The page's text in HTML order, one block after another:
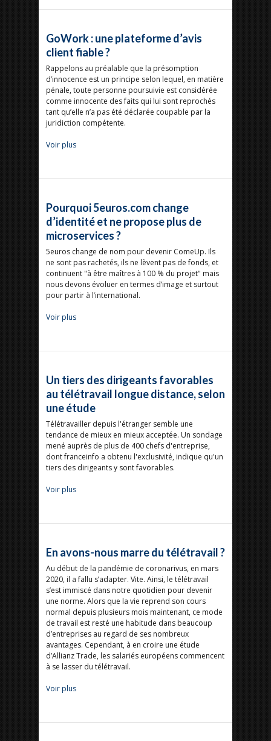
GoWork : une plateforme d’avis
client fiable ?
Rappelons au préalable que la présomption
d’innocence est un principe selon lequel, en matière
pénale, toute personne poursuivie est considérée
comme innocente des faits qui lui sont reprochés
tant qu’elle n’a pas été déclarée coupable par la
juridiction compétente.
Voir plus
Pourquoi 5euros.com change
d’identité et ne propose plus de
microservices ?
5euros change de nom pour devenir ComeUp. Ils
ne sont pas rachetés, ils ne lèvent pas de fonds, et
continuent "à être maîtres à 100 % du projet" mais
nous devons évoluer en termes d’image et surtout
pour partir à l’international.
Voir plus
Un tiers des dirigeants favorables
au télétravail longue distance, selon
une étude
Télétravailler depuis l'étranger semble une
tendance de mieux en mieux acceptée. Un sondage
mené auprès de plus de 400 chefs d'entreprise,
dont franceinfo a obtenu l'exclusivité, indique qu'un
tiers des dirigeants y sont favorables.
Voir plus
En avons-nous marre du télétravail ?
Au début de la pandémie de coronarivus, en mars
2020, il a fallu s’adapter. Vite. Ainsi, le télétravail
s’est immiscé dans notre quotidien pour devenir
une norme. Alors que la vie reprend son cours
normal depuis plusieurs mois maintenant, ce mode
de travail est resté une habitude dans beaucoup
d’entreprises au regard de ses nombreux
avantages. Cependant, à en croire une étude
d’Allianz Trade, les salariés européens commencent
à se lasser du télétravail.
Voir plus